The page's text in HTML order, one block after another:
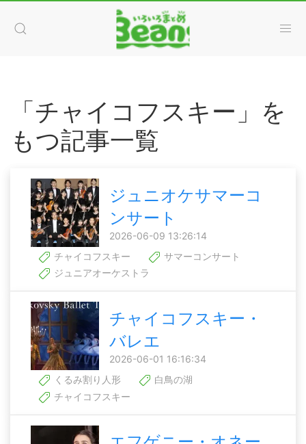
「チャイコフスキー」を
もつ記事一覧
ジュニオケサマーコ
ンサート
2026-06-09 13:26:14
チャイコフスキー
サマーコンサート
ジュニアオーケストラ
チャイコフスキー・
バレエ
2026-06-01 16:16:34
くるみ割り人形
白鳥の湖
チャイコフスキー